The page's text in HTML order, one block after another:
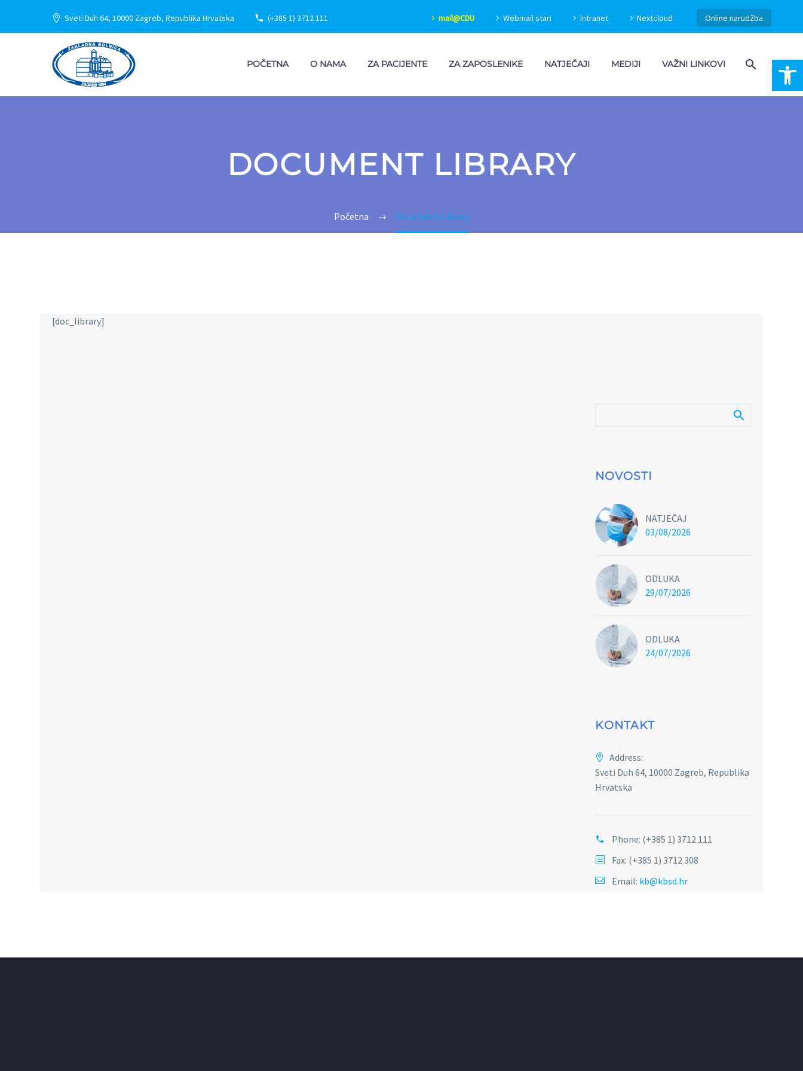
Sveti Duh 64, 10000 Zagreb, Republika Hrvatska (+385 1) 3712 111 mail@CDU Webmail stari Intranet Nextcloud Online narudžba
POČETNA O NAMA ZA PACIJENTE ZA ZAPOSLENIKE NATJEČAJI MEDIJI VAŽNI LINKOVI
DOCUMENT LIBRARY
Početna Document Library
[doc_library]
NOVOSTI
NATJEČAJ
03/08/2026
ODLUKA
29/07/2026
ODLUKA
24/07/2026
KONTAKT
Address:
Sveti Duh 64, 10000 Zagreb, Republika
Hrvatska
Phone: (+385 1) 3712 111
Fax: (+385 1) 3712 308
Email: kb@kbsd.hr